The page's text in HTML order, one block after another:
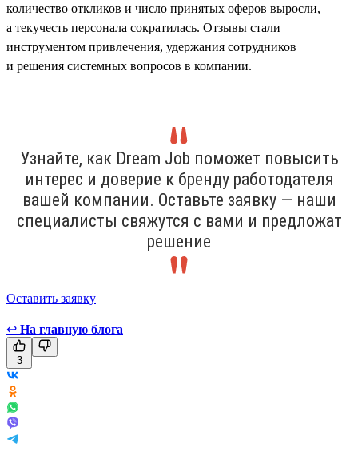
количество откликов и число принятых оферов выросли,
а текучесть персонала сократилась. Отзывы стали
инструментом привлечения, удержания сотрудников
и решения системных вопросов в компании.
Узнайте, как Dream Job поможет повысить
интерес и доверие к бренду работодателя
вашей компании. Оставьте заявку — наши
специалисты свяжутся с вами и предложат
решение
Оставить заявку
↩ На главную блога
3